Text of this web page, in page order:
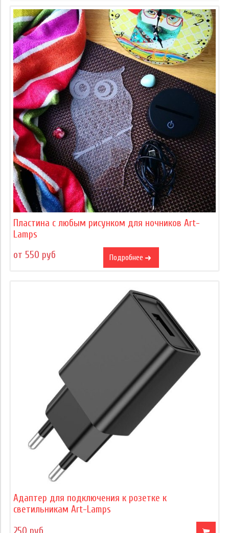
Пластина с любым рисунком для ночников Art-
Lamps
от 550 руб
Подробнее
Адаптер для подключения к розетке к
светильникам Art-Lamps